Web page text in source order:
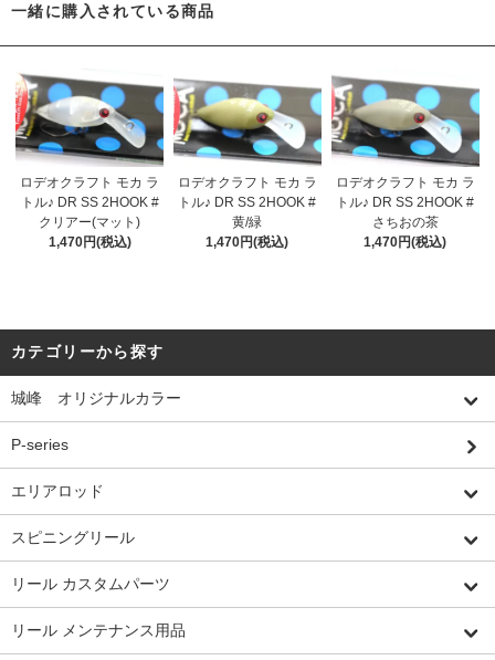
一緒に購入されている商品
ロデオクラフト モカ ラ
トル♪ DR SS 2HOOK #
クリアー(マット)
1,470円(税込)
ロデオクラフト モカ ラ
トル♪ DR SS 2HOOK #
黄/緑
1,470円(税込)
ロデオクラフト モカ ラ
トル♪ DR SS 2HOOK #
さちおの茶
1,470円(税込)
カテゴリーから探す
城峰 オリジナルカラー
P-series
エリアロッド
スピニングリール
リール カスタムパーツ
リール メンテナンス用品